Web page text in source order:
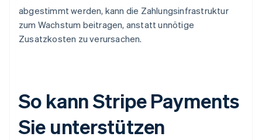
abgestimmt werden, kann die Zahlungsinfrastruktur
zum Wachstum beitragen, anstatt unnötige
Zusatzkosten zu verursachen.
So kann Stripe Payments
Sie unterstützen